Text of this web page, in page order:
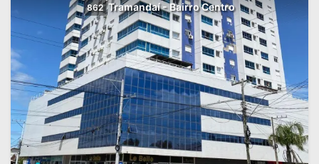
862 Tramandaí - Bairro Centro